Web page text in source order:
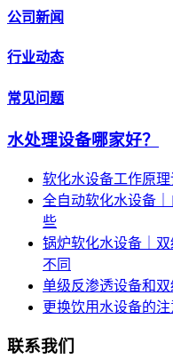
公司新闻
行业动态
常见问题
水处理设备哪家好？
软化水设备工作原理
全自动软化水设备
些
锅炉软化水设备｜
不同
单级反渗透设备和双
更换饮用水设备的
联系我们